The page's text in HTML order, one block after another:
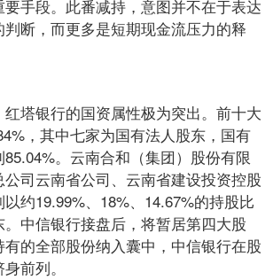
手段。此番减持，意图并不在于表达
断，而更多是短期现金流压力的释
塔银行的国资属性极为突出。前十大
，其中七家为国有法人股东，国有
。云南合和（集团）股份有限
司云南省公司、云南省建设投资控股
约19.99%、18%、14.67%的持股比
中信银行接盘后，将暂居第四大股
的全部股份纳入囊中，中信银行在股
前列。